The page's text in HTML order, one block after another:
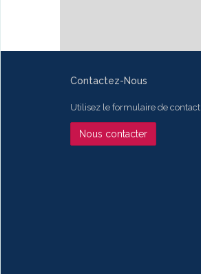
Contactez-Nous
Utilisez le formulaire de contact
Nous contacter